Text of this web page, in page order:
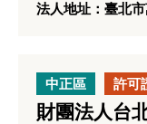
法人地址：臺北
中正區 許可
財團法人台